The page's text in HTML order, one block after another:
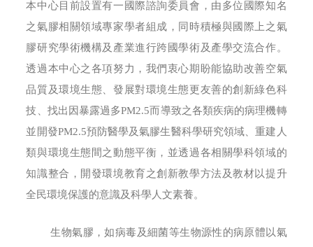
本中心目前設置有一國際諮詢委員會，由多位國際知名
之氣膠相關領域專家學者組成，同時積極與國際上之氣
膠研究學術機構及產業進行跨國學術及產學交流合作。
透過本中心之各項努力，我們衷心期盼能協助改善空氣
品質及環境生態、發展對環境生態更友善的創新綠色科
技、找出因暴露過多PM2.5而導致之各類疾病的病理機轉
並開發PM2.5預防醫學及氣膠生醫科學研究領域、重建人
類與環境生態間之動態平衡，並透過各相關學科領域的
知識整合，開發環境教育之創新教學方法及教材以提升
全民環境保護的意識及科學人文素養。
生物氣膠，如病毒及細菌等生物源性的病原體以氣